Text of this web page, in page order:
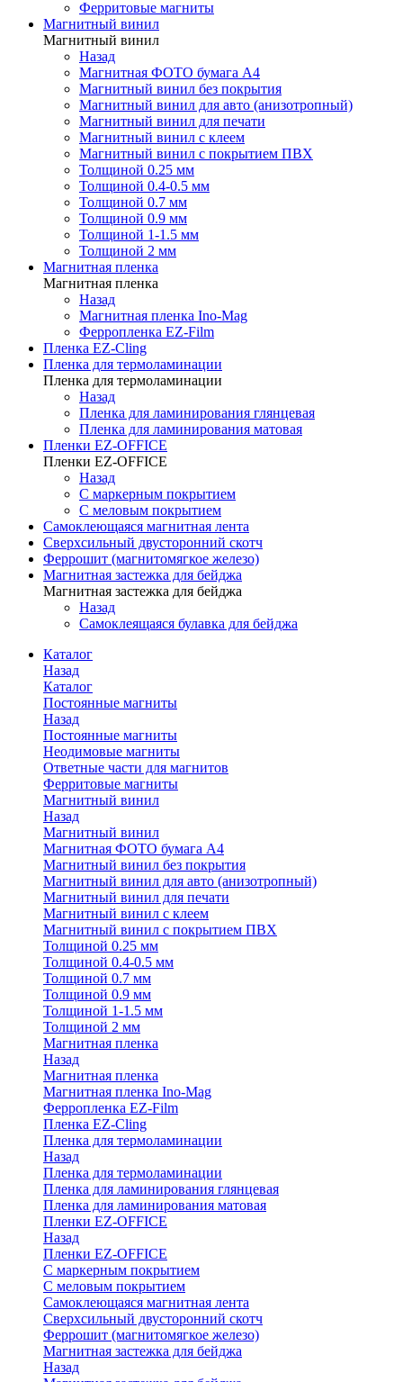
Ферритовые магниты
Магнитный винил
Магнитный винил
Назад
Магнитная ФОТО бумага А4
Магнитный винил без покрытия
Магнитный винил для авто (анизотропный)
Магнитный винил для печати
Магнитный винил с клеем
Магнитный винил с покрытием ПВХ
Толщиной 0.25 мм
Толщиной 0.4-0.5 мм
Толщиной 0.7 мм
Толщиной 0.9 мм
Толщиной 1-1.5 мм
Толщиной 2 мм
Магнитная пленка
Магнитная пленка
Назад
Магнитная пленка Ino-Mag
Ферропленка EZ-Film
Пленка EZ-Cling
Пленка для термоламинации
Пленка для термоламинации
Назад
Пленка для ламинирования глянцевая
Пленка для ламинирования матовая
Пленки EZ-OFFICE
Пленки EZ-OFFICE
Назад
С маркерным покрытием
С меловым покрытием
Самоклеющаяся магнитная лента
Сверхсильный двусторонний скотч
Феррошит (магнитомягкое железо)
Магнитная застежка для бейджа
Магнитная застежка для бейджа
Назад
Самоклеящаяся булавка для бейджа
Каталог
Назад
Каталог
Постоянные магниты
Назад
Постоянные магниты
Неодимовые магниты
Ответные части для магнитов
Ферритовые магниты
Магнитный винил
Назад
Магнитный винил
Магнитная ФОТО бумага А4
Магнитный винил без покрытия
Магнитный винил для авто (анизотропный)
Магнитный винил для печати
Магнитный винил с клеем
Магнитный винил с покрытием ПВХ
Толщиной 0.25 мм
Толщиной 0.4-0.5 мм
Толщиной 0.7 мм
Толщиной 0.9 мм
Толщиной 1-1.5 мм
Толщиной 2 мм
Магнитная пленка
Назад
Магнитная пленка
Магнитная пленка Ino-Mag
Ферропленка EZ-Film
Пленка EZ-Cling
Пленка для термоламинации
Назад
Пленка для термоламинации
Пленка для ламинирования глянцевая
Пленка для ламинирования матовая
Пленки EZ-OFFICE
Назад
Пленки EZ-OFFICE
С маркерным покрытием
С меловым покрытием
Самоклеющаяся магнитная лента
Сверхсильный двусторонний скотч
Феррошит (магнитомягкое железо)
Магнитная застежка для бейджа
Назад